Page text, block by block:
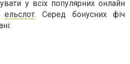
у всіх популярних онлайн
ельслот. Серед бонусних фіч